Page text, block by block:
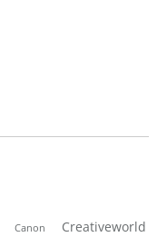
Canon Creativeworld